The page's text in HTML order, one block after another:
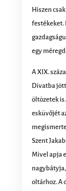
Hiszen
festékeket.
egy
A XIX.
Divatba
öltözetek
esküvőjét
Szent
Mivel apja
oltárhoz. A